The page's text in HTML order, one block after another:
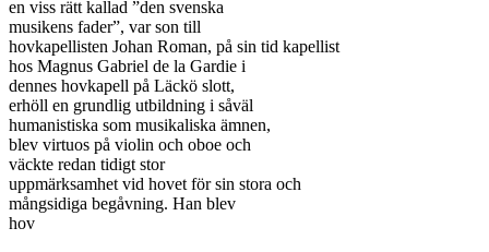
en viss rätt kallad ”den svenska
musikens fader”, var son till
hovkapellisten Johan Roman, på sin tid kapellist
hos Magnus Gabriel de la Gardie i
dennes hovkapell på Läckö slott,
erhöll en grundlig utbildning i såväl
humanistiska som musikaliska ämnen,
blev virtuos på violin och oboe och
väckte redan tidigt stor
uppmärksamhet vid hovet för sin stora och
mångsidiga begåvning. Han blev
hov